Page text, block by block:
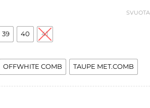
39 40 41
OFFWHITE COMB TAUPE MET.COMB
SVUOTA